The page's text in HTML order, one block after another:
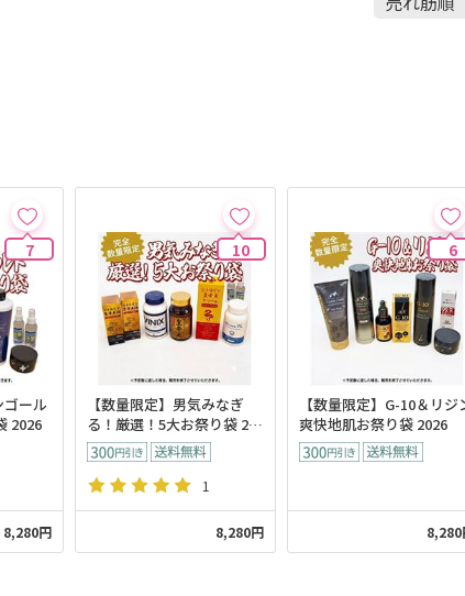
7
ゴール
2026
8,280円
10
【数量限定】男気みなぎ
る！厳選！5大お祭り袋 20
26
1
8,280円
6
【数量限定】G-10＆リジ
爽快地肌お祭り袋 2026
8,280